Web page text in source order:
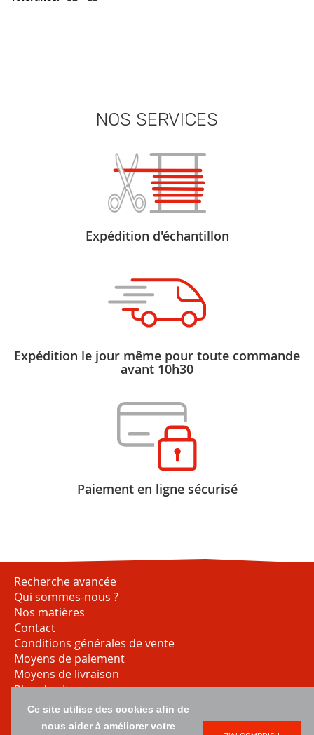
Ce site utilise des cookies afin de
nous aider à améliorer votre
NOS SERVICES
Expédition d'échantillon
Expédition le jour même pour toute commande
avant 10h30
Paiement en ligne sécurisé
Recherche avancée
Qui sommes-nous ?
Nos matières
Contact
Conditions générales de vente
Moyens de paiement
Moyens de livraison
Plan du site